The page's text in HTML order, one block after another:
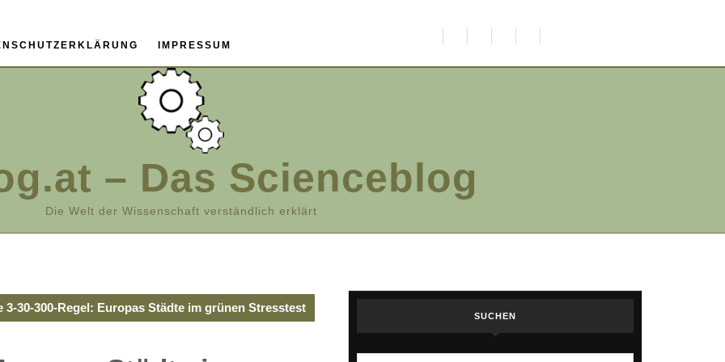
IMPRESSUM
– Das Scienceblog
Die Welt der Wissenschaft verständlich erklärt
3-30-300-Regel: Europas Städte im grünen Stresstest
SUCHEN